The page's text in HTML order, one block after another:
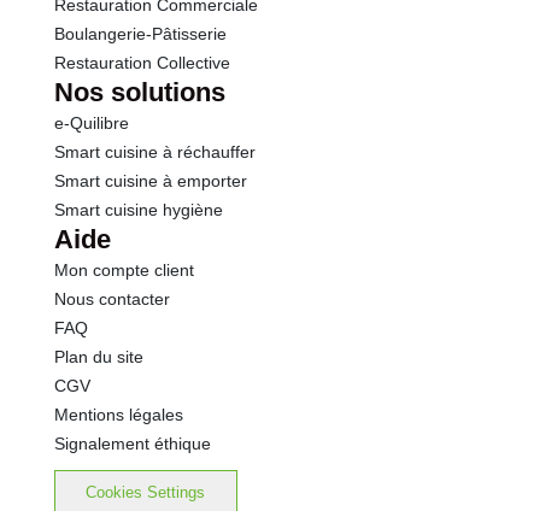
Restauration Commerciale
Boulangerie-Pâtisserie
Restauration Collective
Nos solutions
e-Quilibre
Smart cuisine à réchauffer
Smart cuisine à emporter
Smart cuisine hygiène
Aide
Mon compte client
Nous contacter
FAQ
Plan du site
CGV
Mentions légales
Signalement éthique
Cookies Settings